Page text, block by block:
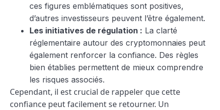
ces figures emblématiques sont positives,
d’autres investisseurs peuvent l’être également.
Les initiatives de régulation : La clarté
réglementaire autour des cryptomonnaies peut
également renforcer la confiance. Des règles
bien établies permettent de mieux comprendre
les risques associés.
Cependant, il est crucial de rappeler que cette
confiance peut facilement se retourner. Un